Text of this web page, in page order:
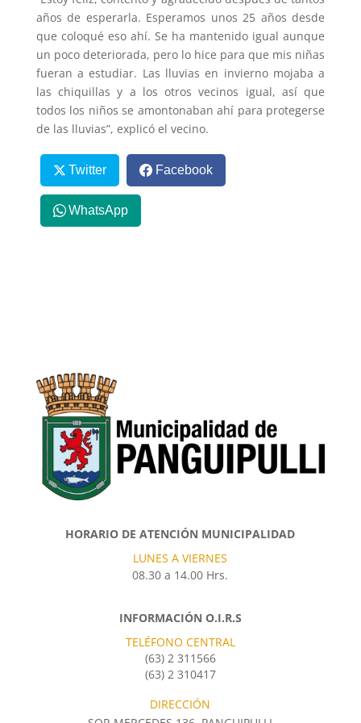
años de esperarla. Esperamos unos 25 años desde
que coloqué eso ahí. Se ha mantenido igual aunque
un poco deteriorada, pero lo hice para que mis niñas
fueran a estudiar. Las lluvias en invierno mojaba a
las chiquillas y a los otros vecinos igual, así que
todos los niños se amontonaban ahí para protegerse
de las lluvias”, explicó el vecino.
Twitter Facebook
WhatsApp
HORARIO DE ATENCIÓN MUNICIPALIDAD
LUNES A VIERNES
08.30 a 14.00 Hrs.
INFORMACIÓN O.I.R.S
TELÉFONO CENTRAL
(63) 2 311566
(63) 2 310417
DIRECCIÓN